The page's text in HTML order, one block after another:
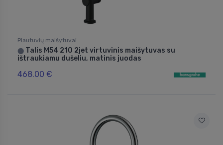
Plautuvių maišytuvai
⬤ Talis M54 210 2jet virtuvinis maišytuvas su
ištraukiamu dušeliu, matinis juodas
468.00 €